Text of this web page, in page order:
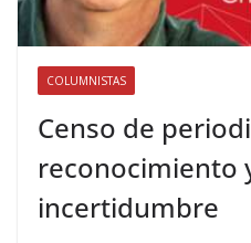
COLUMNISTAS
Censo de
reconocimiento
incertidumbre